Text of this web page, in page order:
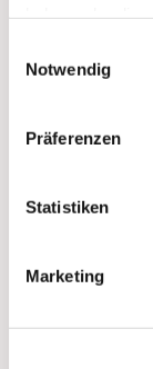
Notwendig
Präferenzen
Statistiken
Marketing